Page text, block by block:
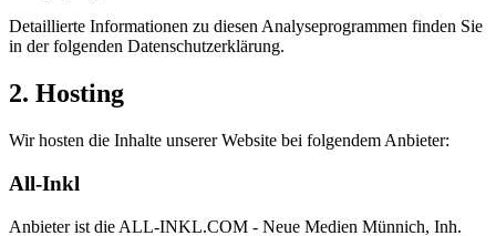
Detaillierte Informationen zu diesen Analyseprogrammen finden Sie
in der folgenden Datenschutzerklärung.
2. Hosting
Wir hosten die Inhalte unserer Website bei folgendem Anbieter:
All-Inkl
Anbieter ist die ALL-INKL.COM - Neue Medien Münnich, Inh.